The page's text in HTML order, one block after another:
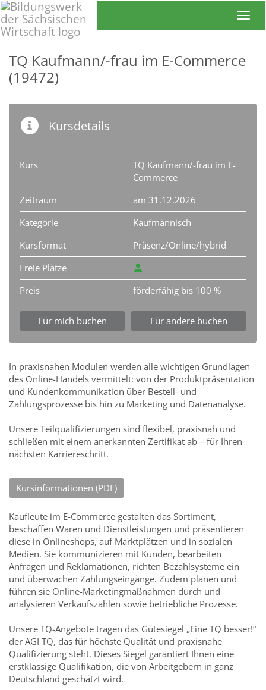
TQ Kaufmann/-frau im E-Commerce
(19472)
Kursdetails
Kurs
TQ Kaufmann/-frau im E-
Commerce
Zeitraum
am 31.12.2026
Kategorie
Kaufmännisch
Kursformat
Präsenz/Online/hybrid
Freie Plätze
Preis
förderfähig bis 100 %
Für mich buchen Für andere buchen
In praxisnahen Modulen werden alle wichtigen Grundlagen
des Online-Handels vermittelt: von der Produktpräsentation
und Kundenkommunikation über Bestell- und
Zahlungsprozesse bis hin zu Marketing und Datenanalyse.
Unsere Teilqualifizierungen sind flexibel, praxisnah und
schließen mit einem anerkannten Zertifikat ab – für Ihren
nächsten Karriereschritt.
Kursinformationen (PDF)
Kaufleute im E-Commerce gestalten das Sortiment,
beschaffen Waren und Dienstleistungen und präsentieren
diese in Onlineshops, auf Marktplätzen und in sozialen
Medien. Sie kommunizieren mit Kunden, bearbeiten
Anfragen und Reklamationen, richten Bezahlsysteme ein
und überwachen Zahlungseingänge. Zudem planen und
führen sie Online-Marketingmaßnahmen durch und
analysieren Verkaufszahlen sowie betriebliche Prozesse.
Unsere TQ-Angebote tragen das Gütesiegel „Eine TQ besser!“
der AGI TQ, das für höchste Qualität und praxisnahe
Qualifizierung steht. Dieses Siegel garantiert Ihnen eine
erstklassige Qualifikation, die von Arbeitgebern in ganz
Deutschland geschätzt wird.